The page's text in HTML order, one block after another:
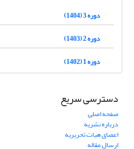
دوره 3 (1404)
دوره 2 (1403)
دوره 1 (1402)
دسترسی سریع
صفحه اصلی
درباره نشریه
اعضای هیات تحریریه
ارسال مقاله